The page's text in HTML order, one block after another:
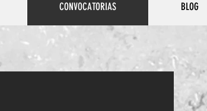
CONVOCATORIAS BLOG